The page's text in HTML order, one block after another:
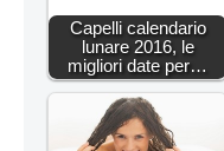
Capelli calendario
lunare 2016, le
migliori date per…